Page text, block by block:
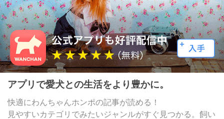
アプリで愛犬との生活をより豊かに。
快適にわんちゃんホンポの記事が読める！
見やすいカテゴリでみたいジャンルがすぐ見つかる。飼い